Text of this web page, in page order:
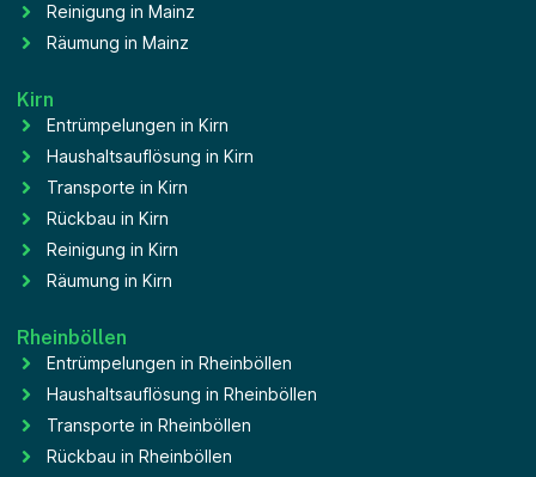
Reinigung in Mainz
Räumung in Mainz
Kirn
Entrümpelungen in Kirn
Haushaltsauflösung in Kirn
Transporte in Kirn
Rückbau in Kirn
Reinigung in Kirn
Räumung in Kirn
Rheinböllen
Entrümpelungen in Rheinböllen
Haushaltsauflösung in Rheinböllen
Transporte in Rheinböllen
Rückbau in Rheinböllen